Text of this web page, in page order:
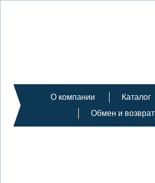
О компании Каталог
Обмен и возврат